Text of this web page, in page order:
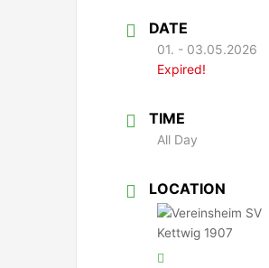
DATE
01. - 03.05.2026
Expired!
TIME
All Day
LOCATION